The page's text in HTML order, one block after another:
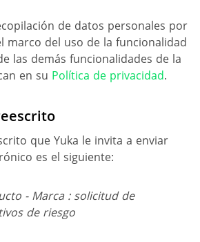
de datos personales por
marco del uso de la funcionalidad
las demás funcionalidades de la
en su Política de privacidad.
que Yuka le invita a enviar
es el siguiente:
- Marca : solicitud de
de riesgo